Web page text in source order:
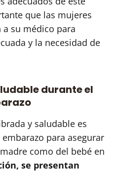
que las mujeres
su médico para
y la necesidad de
durante el
y saludable es
para asegurar
como del bebé en
se presentan